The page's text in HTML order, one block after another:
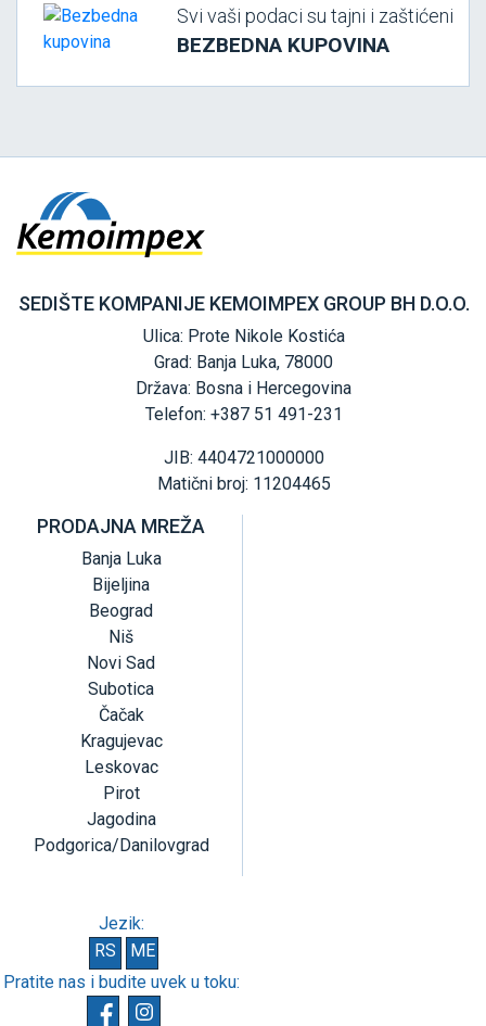
Svi vaši podaci su tajni i zaštićeni
BEZBEDNA KUPOVINA
SEDIŠTE KOMPANIJE KEMOIMPEX GROUP BH D.O.O.
Ulica: Prote Nikole Kostića
Grad: Banja Luka, 78000
Država: Bosna i Hercegovina
Telefon: +387 51 491-231
JIB: 4404721000000
Matični broj: 11204465
PRODAJNA MREŽA
Banja Luka
Bijeljina
Beograd
Niš
Novi Sad
Subotica
Čačak
Kragujevac
Leskovac
Pirot
Jagodina
Podgorica/Danilovgrad
Jezik:
RS
ME
Pratite nas i budite uvek u toku: